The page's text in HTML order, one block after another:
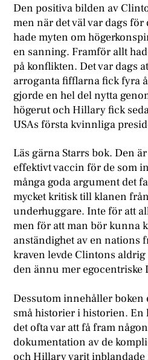
Den positiva bilden av
men när det väl var dags
hade myten om
en sanning. Framför allt
på konflikten. Det var dags
arroganta fifflarna fick fyra
gjorde en hel del nytta
högerut och Hillary fick
USAs första kvinnliga
Läs gärna Starrs bok. Den
effektivt vaccin för de som
många goda argument det
mycket kritisk till klanen
underhuggare. Inte för att
men för att man bör kunna
anständighet av en nations
kraven levde Clintons
den ännu mer egocentriske
Dessutom innehåller
små historier i historien.
det ofta var att få fram
dokumentation av de
och Hillary varit inblandade